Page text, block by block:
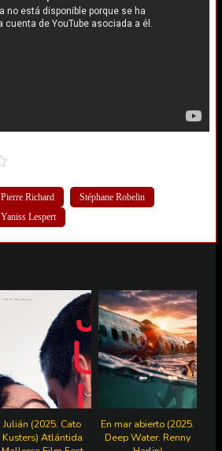
Pierre Richard
Stéphane Robelin
Yaniss Lespert
Julián (2025. Cato
Kusters) Atlántida
En mar abierto (2025.
Deep Water. Renny